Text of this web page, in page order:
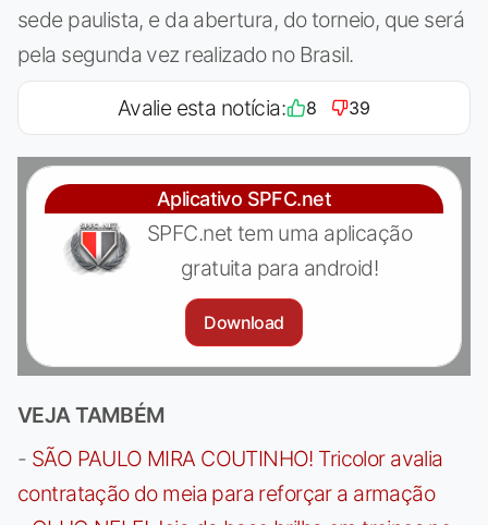
sede paulista, e da abertura, do torneio, que será
pela segunda vez realizado no Brasil.
Avalie esta notícia: 8 39
Aplicativo SPFC.net
SPFC.net tem uma aplicação
gratuita para android!
Download
VEJA TAMBÉM
- SÃO PAULO MIRA COUTINHO! Tricolor avalia
contratação do meia para reforçar a armação